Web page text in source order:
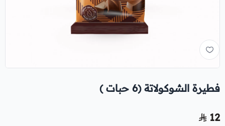
فطيرة الشوكولاتة (6 حبات )
12